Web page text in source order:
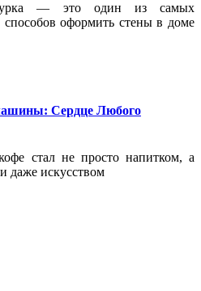
— это один из самых
оформить стены в доме
Сердце Любого
стал не просто напитком, а
даже искусством